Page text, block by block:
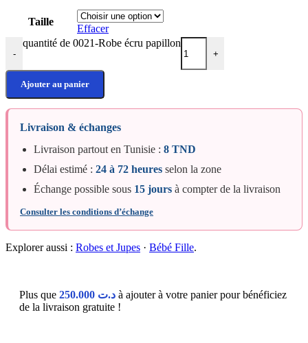
Taille
Effacer
-
quantité de 0021-Robe écru papillon
+
Ajouter au panier
Livraison & échanges
Livraison partout en Tunisie : 8 TND
Délai estimé : 24 à 72 heures selon la zone
Échange possible sous 15 jours à compter de la livraison
Consulter les conditions d’échange
Explorer aussi : Robes et Jupes · Bébé Fille.
Plus que د.ت à ajouter à votre panier pour bénéficiez
de la livraison gratuite !